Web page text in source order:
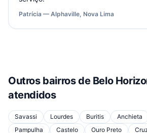
Patrícia — Alphaville, Nova Lima
Outros bairros de Belo
atendidos
Savassi Lourdes Buritis Anchieta
Pampulha
Castelo Ouro Preto